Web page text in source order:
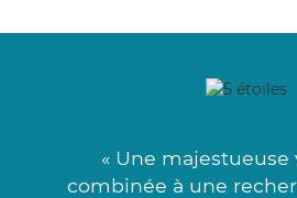
« Une majestueuse
combinée à une